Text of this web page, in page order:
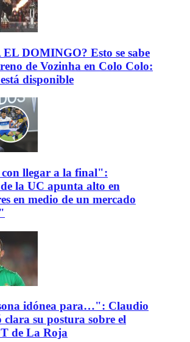
DOMINGO? Esto se sabe
de Vozinha en Colo Colo:
disponible
con llegar a la final":
la UC apunta alto en
en medio de un mercado
idónea para…": Claudio
su postura sobre el
de La Roja